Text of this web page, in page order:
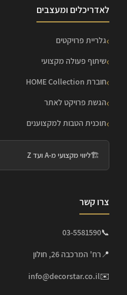
לאדריכלים ומעצבים
גלריית פרויקטים
שיתוף פעולה מקצועי
חוברת HOME Collection
הגשת פרויקט לאתר
תוכנית הטבות למקצוענים
🏗️ליווי מקצועי מ-A ועד Z
צרו קשר
📞
03-5581590
📍רח' המרכבה 26, חולון
✉️
info@decorstar.co.il